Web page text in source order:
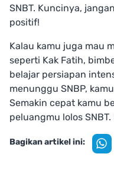
SNBT. Kuncinya,
positif!
Kalau kamu juga mau
seperti Kak Fatih,
belajar persiapan
menunggu SNBP,
Semakin cepat kamu
peluangmu lolos SNBT.
Bagikan artikel ini: